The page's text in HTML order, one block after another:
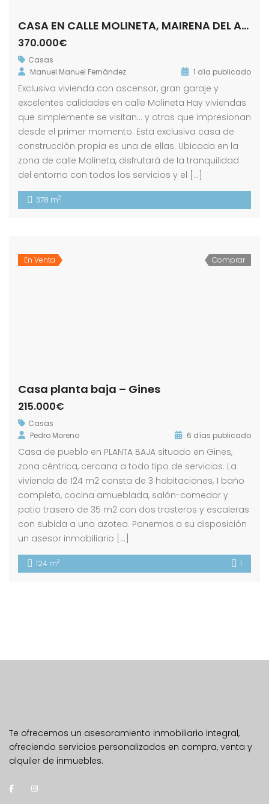
CASA EN CALLE MOLINETA, MAIRENA DEL ALCOR
370.000€
Casas
Manuel Manuel Fernández
1 día publicado
Exclusiva vivienda con ascensor, gran garaje y
excelentes calidades en calle Molineta Hay viviendas
que simplemente se visitan… y otras que impresionan
desde el primer momento. Esta exclusiva casa de
construcción propia es una de ellas. Ubicada en la
zona de calle Molineta, disfrutará de la tranquilidad
del entorno con todos los servicios y el […]
378 m2
En Venta Comprar
Casa planta baja – Gines
215.000€
Casas
Pedro Moreno
6 días publicado
Casa de pueblo en PLANTA BAJA situado en Gines,
zona céntrica, cercana a todo tipo de servicios. La
vivienda de 124 m2 consta de 3 habitaciones, 1 baño
completo, cocina amueblada, salón-comedor y
patio trasero de 35 m2 con dos trasteros y escaleras
con subida a una azotea. Ponemos a su disposición
un asesor inmobiliario […]
124 m2 1
Te ofrecemos un asesoramiento inmobiliario integral,
ofreciendo servicios personalizados en compra, venta y
alquiler de inmuebles.